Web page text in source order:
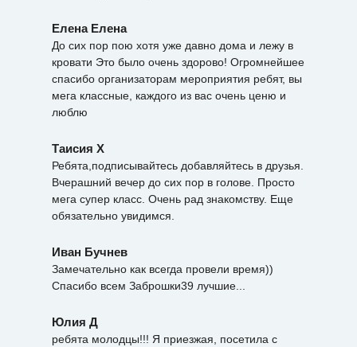
Елена Елена
До сих пор пою хотя уже давно дома и лежу в
кровати Это было очень здорово! Огромнейшее
спасибо организаторам мероприятия ребят, вы
мега классные, каждого из вас очень ценю и
люблю
Таисия Х
Ребята,подписывайтесь добавляйтесь в друзья.
Вчерашний вечер до сих пор в голове. Просто
мега супер класс. Очень рад знакомству. Еще
обязательно увидимся.
Иван Бучнев
Замечательно как всегда провели время))
Спасибо всем Заброшки39 лучшие...
Юлия Д
ребята молодцы!!! Я приезжая, посетила с